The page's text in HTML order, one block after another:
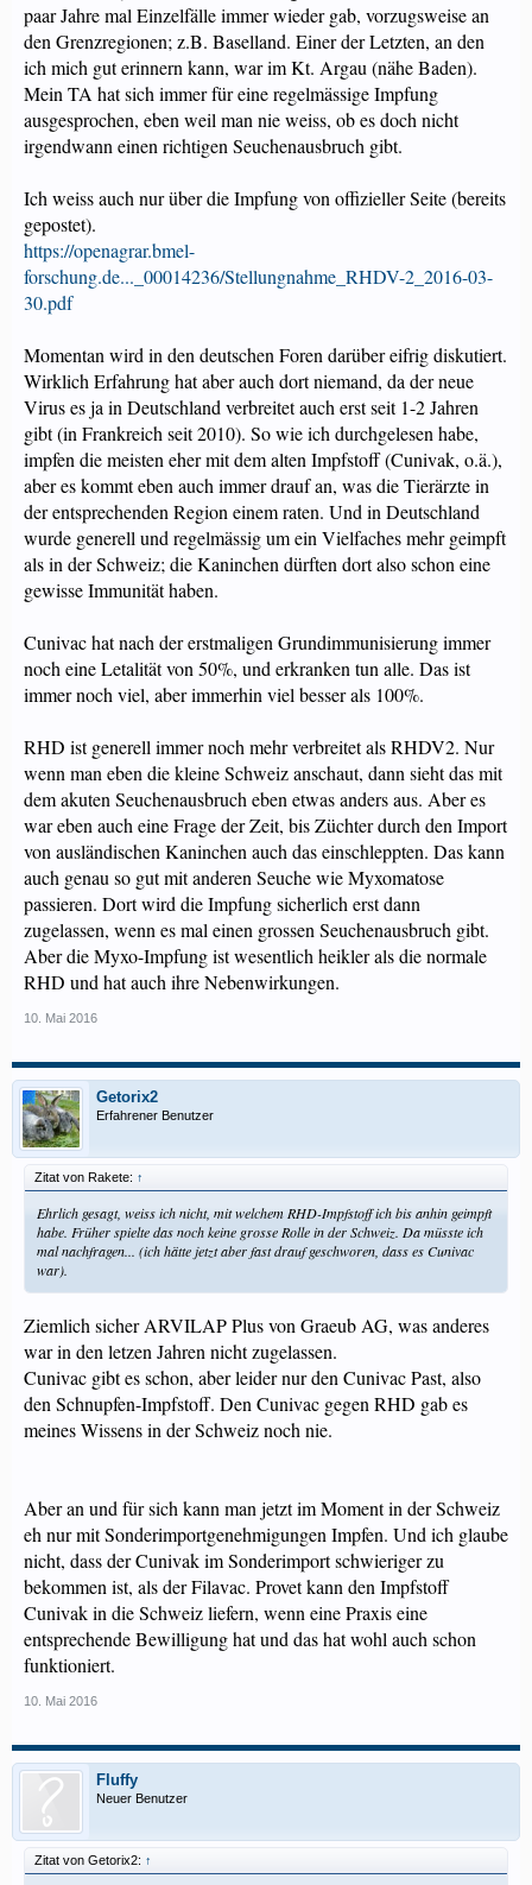
paar Jahre mal Einzelfälle immer wieder gab, vorzugsweise an
den Grenzregionen; z.B. Baselland. Einer der Letzten, an den
ich mich gut erinnern kann, war im Kt. Argau (nähe Baden).
Mein TA hat sich immer für eine regelmässige Impfung
ausgesprochen, eben weil man nie weiss, ob es doch nicht
irgendwann einen richtigen Seuchenausbruch gibt.
Ich weiss auch nur über die Impfung von offizieller Seite (bereits
gepostet).
https://openagrar.bmel-
forschung.de..._00014236/Stellungnahme_RHDV-2_2016-03-
30.pdf
Momentan wird in den deutschen Foren darüber eifrig diskutiert.
Wirklich Erfahrung hat aber auch dort niemand, da der neue
Virus es ja in Deutschland verbreitet auch erst seit 1-2 Jahren
gibt (in Frankreich seit 2010). So wie ich durchgelesen habe,
impfen die meisten eher mit dem alten Impfstoff (Cunivak, o.ä.),
aber es kommt eben auch immer drauf an, was die Tierärzte in
der entsprechenden Region einem raten. Und in Deutschland
wurde generell und regelmässig um ein Vielfaches mehr geimpft
als in der Schweiz; die Kaninchen dürften dort also schon eine
gewisse Immunität haben.
Cunivac hat nach der erstmaligen Grundimmunisierung immer
noch eine Letalität von 50%, und erkranken tun alle. Das ist
immer noch viel, aber immerhin viel besser als 100%.
RHD ist generell immer noch mehr verbreitet als RHDV2. Nur
wenn man eben die kleine Schweiz anschaut, dann sieht das mit
dem akuten Seuchenausbruch eben etwas anders aus. Aber es
war eben auch eine Frage der Zeit, bis Züchter durch den Import
von ausländischen Kaninchen auch das einschleppten. Das kann
auch genau so gut mit anderen Seuche wie Myxomatose
passieren. Dort wird die Impfung sicherlich erst dann
zugelassen, wenn es mal einen grossen Seuchenausbruch gibt.
Aber die Myxo-Impfung ist wesentlich heikler als die normale
RHD und hat auch ihre Nebenwirkungen.
10. Mai 2016
Getorix2
Erfahrener Benutzer
Zitat von Rakete: ↑
Ehrlich gesagt, weiss ich nicht, mit welchem RHD-Impfstoff ich bis anhin geimpft
habe. Früher spielte das noch keine grosse Rolle in der Schweiz. Da müsste ich
mal nachfragen... (ich hätte jetzt aber fast drauf geschworen, dass es Cunivac
war).
Ziemlich sicher ARVILAP Plus von Graeub AG, was anderes
war in den letzen Jahren nicht zugelassen.
Cunivac gibt es schon, aber leider nur den Cunivac Past, also
den Schnupfen-Impfstoff. Den Cunivac gegen RHD gab es
meines Wissens in der Schweiz noch nie.
Aber an und für sich kann man jetzt im Moment in der Schweiz
eh nur mit Sonderimportgenehmigungen Impfen. Und ich glaube
nicht, dass der Cunivak im Sonderimport schwieriger zu
bekommen ist, als der Filavac. Provet kann den Impfstoff
Cunivak in die Schweiz liefern, wenn eine Praxis eine
entsprechende Bewilligung hat und das hat wohl auch schon
funktioniert.
10. Mai 2016
Fluffy
Neuer Benutzer
Zitat von Getorix2: ↑